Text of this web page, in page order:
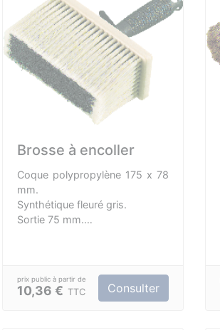
Brosse à encoller
Coque polypropylène 175 x 78
mm.
Synthétique fleuré gris.
Sortie 75 mm.
10,36 € TTC Consulter